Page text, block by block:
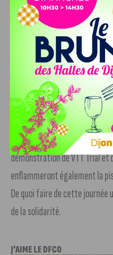
de Lions Club en France… Et
« , rappelle Raphaël
y sont prévues. Des
disposition des spectateurs
baptême de piste au tarif de
places disponibles. Plusieurs
l’évènement, notamment le
interpellation pour animer la
démonstration de VTT Trial
enflammeront également la
De quoi faire de cette
de la solidarité.
J'AIME LE DFCO